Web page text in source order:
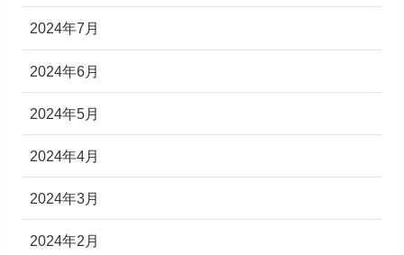
2024年7月
2024年6月
2024年5月
2024年4月
2024年3月
2024年2月